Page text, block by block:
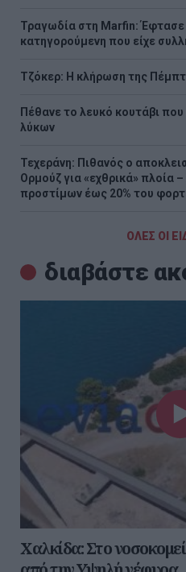
Τραγωδία στη Marfin: Έφτασε
κατηγορούμενη που είχε
Τζόκερ: Η κλήρωση της
Πέθανε το λευκό κουτάβι που
λύκων
Τεχεράνη: Πιθανός ο
Ορμούζ για «εχθρικά» πλοία
προστίμων έως 20% του
ΟΛΕΣ ΟΙ
διαβάστε
Χαλκίδα: Στο